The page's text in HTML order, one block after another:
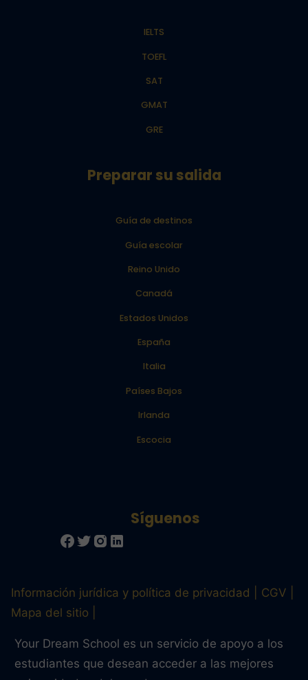
IELTS
TOEFL
SAT
GMAT
GRE
Preparar su salida
Guía de destinos
Guía escolar
Reino Unido
Canadá
Estados Unidos
España
Italia
Países Bajos
Irlanda
Escocia
Información jurídica y política de privacidad
CGV
Mapa del sitio
Your Dream School es un servicio de apoyo a los
estudiantes que desean acceder a las mejores